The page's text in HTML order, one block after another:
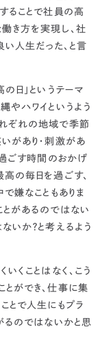
ることで社員の高
き方を実現し、社
い人生だった、と言
日」というテーマ
やハワイというよう
ぞれの地域で季節
があり・刺激があ
過ごす時間のおかげ
の毎日を過ごす、
嫌なこともありま
とがあるのではない
いか？と考えるよう
くことはなく、こう
ができ、仕事に集
とで人生にもプラ
るのではないかと思